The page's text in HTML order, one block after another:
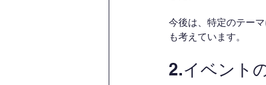
今後は、特定のテー
も考えています。
2.イベント